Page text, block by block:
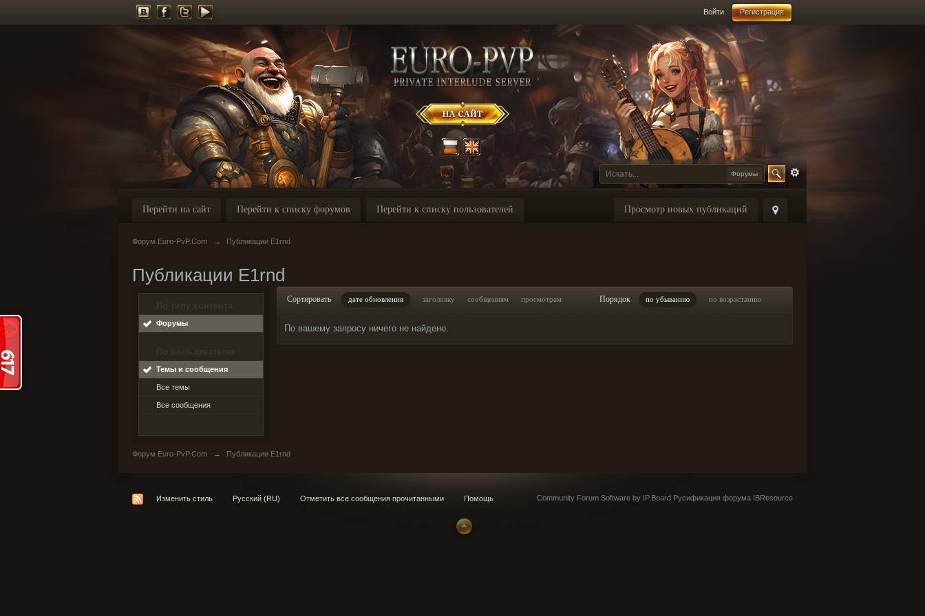
Войти Регистрация
Форумы
Просмотр новых публикаций
Перейти на сайт Перейти к списку форумов Перейти к списку пользователей
Форум Euro-PvP.Com → Публикации E1rnd
Публикации E1rnd
По типу контента
Форумы
По пользователю
Темы и сообщения
Все темы
Все сообщения
Сортировать дате обновления заголовку сообщениям просмотрам Порядок по убыванию по возрастанию
По вашему запросу ничего не найдено.
Форум Euro-PvP.Com → Публикации E1rnd
Изменить стиль Русский (RU) Отметить все сообщения прочитанными Помощь Community Forum Software by IP.Board Русификация форума IBResource